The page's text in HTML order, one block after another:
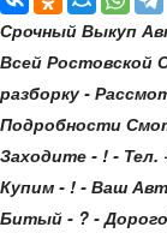
Срочный Выкуп
Всей Ростовской
разборку -
Подробности
Заходите - ! - Тел.
Купим - ! - Ваш
Битый - ? -